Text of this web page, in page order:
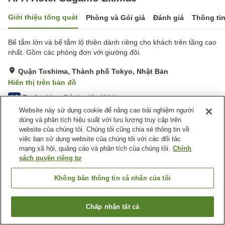
Giới thiệu tổng quát Phòng và Gói giá Đánh giá Thông
Bể tắm lớn và bể tắm lộ thiên dành riêng cho khách trên tầng cao
nhất. Gồm các phòng đơn với giường đôi.
Quận Toshima, Thành phố Tokyo, Nhật Bản
Hiển thị trên bản đồ
4.3 Tuyệt vời Đánh giá:499lượt
Tiện nghi chỗ nghỉ
Bãi đỗ xe
Spa / Salon
Nhà hàng
Máy bán hàng tự động
Nhật Bản Thành phố Tokyo
Quận Toshima
APA Hotel Sugamo Ekimae
Tìm phòng trống
Website này sử dụng cookie để nâng cao trải nghiệm người
dùng và phân tích hiệu suất với lưu lượng truy cập trên
website của chúng tôi. Chúng tôi cũng chia sẻ thông tin về
việc bạn sử dụng website của chúng tôi với các đối tác
mạng xã hội, quảng cáo và phân tích của chúng tôi. Chính
sách quyền riêng tư
Không bán thông tin cá nhân của tôi
Chấp nhận tất cả